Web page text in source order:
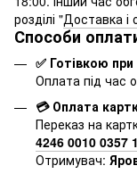
розділі "Доставка і
Способи
✅ Готівкою
Оплата під час
💳 Оплата
Переказ на
4246 0010 0357
Отримувач: